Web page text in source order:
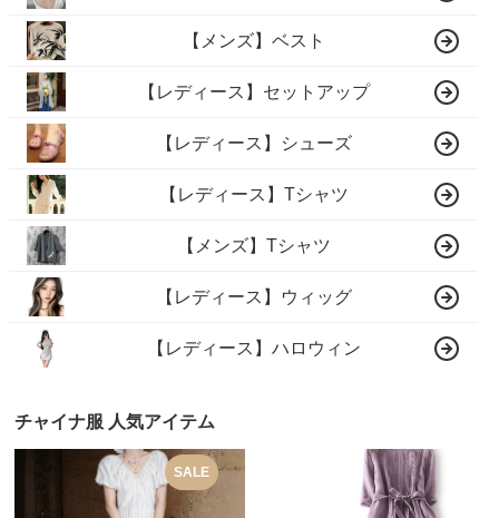
【メンズ】ベスト
【レディース】セットアップ
【レディース】シューズ
【レディース】Tシャツ
【メンズ】Tシャツ
【レディース】ウィッグ
【レディース】ハロウィン
チャイナ服 人気アイテム
SALE